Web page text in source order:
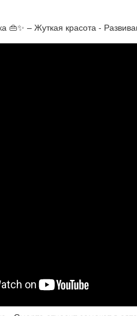
👜✨ – Жуткая красота -